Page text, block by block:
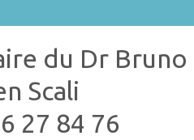
du Dr Bruno
Scali
27 84 76